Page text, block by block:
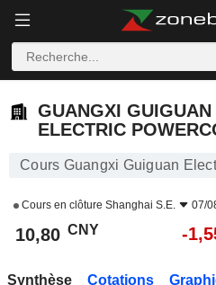
GUANGXI GUIGUAN
ELECTRIC
Cours Guangxi Guiguan
Cours en clôture Shanghai S.E. 07/
10,80 CNY -
Synthèse Cotations